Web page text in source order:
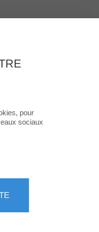
Second Life
pour
sociaux